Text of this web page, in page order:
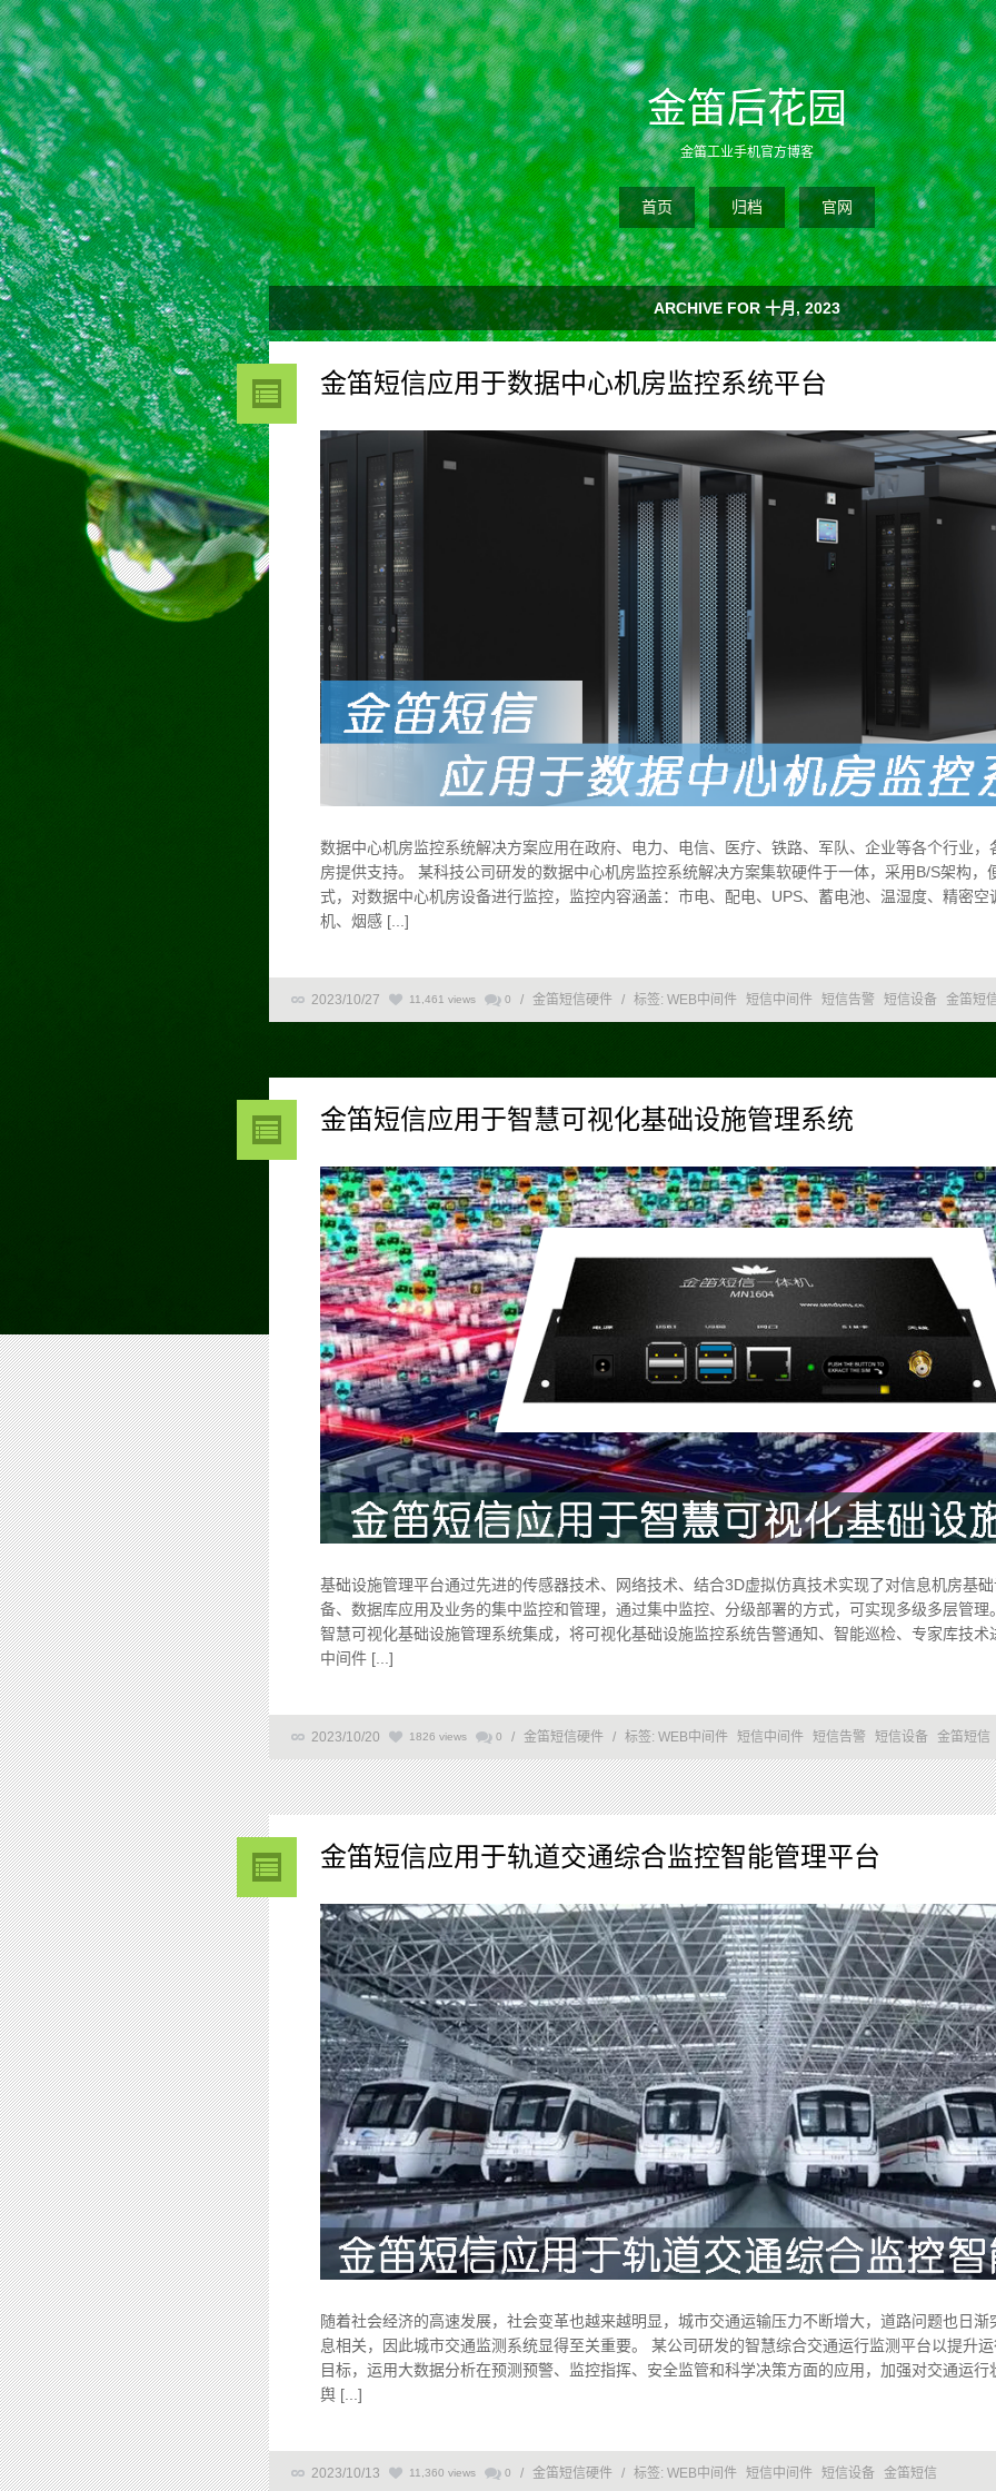
金笛后花园
金笛工业手机官方博客
首页 归档 官网
ARCHIVE FOR 十月, 2023
金笛短信应用于数据中心机房监控系统平台
数据中心机房监控系统解决方案应用在政府、电力、电信、医疗、铁路、军队、企业等各个行业
房提供支持。 某科技公司研发的数据中心机房监控系统解决方案集软硬件于一体，采用B/S架构，
式，对数据中心机房设备进行监控，监控内容涵盖：市电、配电、UPS、蓄电池、温湿度、精密
机、烟感 [...]
2023/10/27 11,461 views 0 / 金笛短信硬件 / 标签: WEB中间件 短信中间件 短信告警 短信设备 金笛短
金笛短信应用于智慧可视化基础设施管理系统
基础设施管理平台通过先进的传感器技术、网络技术、结合3D虚拟仿真技术实现了对信息机房基
备、数据库应用及业务的集中监控和管理，通过集中监控、分级部署的方式，可实现多级多层管
智慧可视化基础设施管理系统集成，将可视化基础设施监控系统告警通知、智能巡检、专家库技术
中间件 [...]
2023/10/20 1826 views 0 / 金笛短信硬件 / 标签: WEB中间件 短信中间件 短信告警 短信设备 金笛短信
金笛短信应用于轨道交通综合监控智能管理平台
随着社会经济的高速发展，社会变革也越来越明显，城市交通运输压力不断增大，道路问题也日
息相关，因此城市交通监测系统显得至关重要。 某公司研发的智慧综合交通运行监测平台以提升
目标，运用大数据分析在预测预警、监控指挥、安全监管和科学决策方面的应用，加强对交通运
舆 [...]
2023/10/13 11,360 views 0 / 金笛短信硬件 / 标签: WEB中间件 短信中间件 短信设备 金笛短信